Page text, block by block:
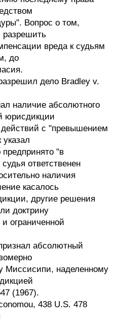
Вопрос о том,
разрешить
вреда к судьям
до
дело Bradley v.
наличие абсолютного
юрисдикции
с "превышением
"в
ответственен
наличия
касалось
другие решения
доктрину
ограниченной
абсолютный
Миссисипи, наделенному
(1967).
438 U.S. 478